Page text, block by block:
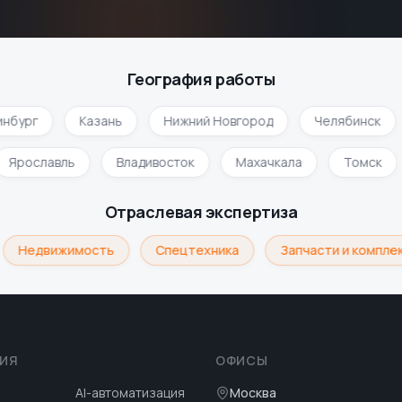
География работы
Казань Нижний Новгород Челябинск
Ярославль Владивосток Махачкала Томск
Отраслевая экспертиза
Недвижимость Спецтехника Запчасти и
AI-автоматизация
ОФИСЫ
Москва